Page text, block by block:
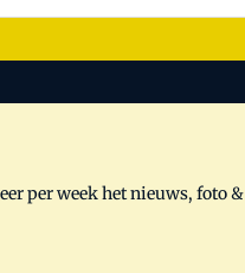
per week het nieuws, foto &